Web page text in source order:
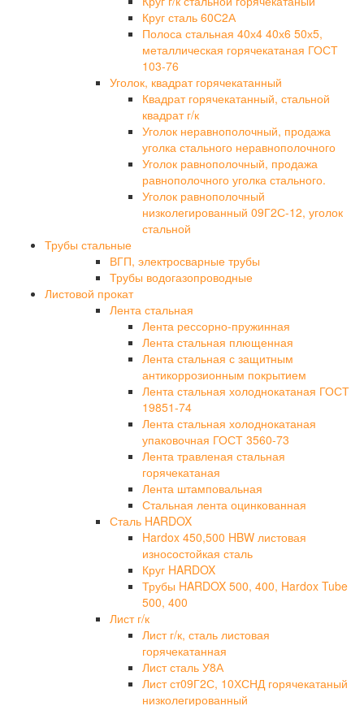
Круг сталь 60С2А
Полоса стальная 40х4 40х6 50х5,
металлическая горячекатаная ГОСТ
103-76
Уголок, квадрат горячекатанный
Квадрат горячекатанный, стальной
квадрат г/к
Уголок неравнополочный, продажа
уголка стального неравнополочного
Уголок равнополочный, продажа
равнополочного уголка стального.
Уголок равнополочный
низколегированный 09Г2С-12, уголок
стальной
Трубы стальные
ВГП, электросварные трубы
Трубы водогазопроводные
Листовой прокат
Лента стальная
Лента рессорно-пружинная
Лента стальная плющенная
Лента стальная с защитным
антикоррозионным покрытием
Лента стальная холоднокатаная ГОСТ
19851-74
Лента стальная холоднокатаная
упаковочная ГОСТ 3560-73
Лента травленая стальная
горячекатаная
Лента штамповальная
Стальная лента оцинкованная
Сталь HARDOX
Hardox 450,500 HBW листовая
износостойкая сталь
Круг HARDOX
Трубы HARDOX 500, 400, Hardox Tube
500, 400
Лист г/к
Лист г/к, сталь листовая
горячекатанная
Лист сталь У8А
Лист ст09Г2С, 10ХСНД горячекатаный
низколегированный